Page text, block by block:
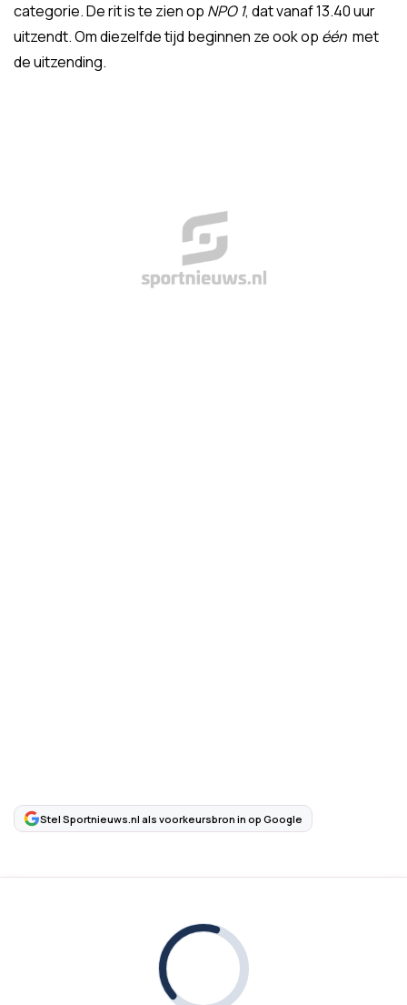
categorie. De rit is te zien op NPO 1, dat vanaf 13.40 uur
uitzendt. Om diezelfde tijd beginnen ze ook op één met
de uitzending.
Stel Sportnieuws.nl als voorkeursbron in op Google